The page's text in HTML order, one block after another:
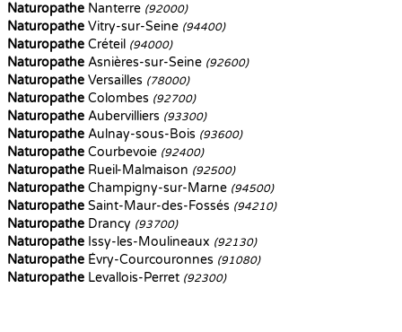
Naturopathe Nanterre (92000)
Naturopathe Vitry-sur-Seine (94400)
Naturopathe Créteil (94000)
Naturopathe Asnières-sur-Seine (92600)
Naturopathe Versailles (78000)
Naturopathe Colombes (92700)
Naturopathe Aubervilliers (93300)
Naturopathe Aulnay-sous-Bois (93600)
Naturopathe Courbevoie (92400)
Naturopathe Rueil-Malmaison (92500)
Naturopathe Champigny-sur-Marne (94500)
Naturopathe Saint-Maur-des-Fossés (94210)
Naturopathe Drancy (93700)
Naturopathe Issy-les-Moulineaux (92130)
Naturopathe Évry-Courcouronnes (91080)
Naturopathe Levallois-Perret (92300)